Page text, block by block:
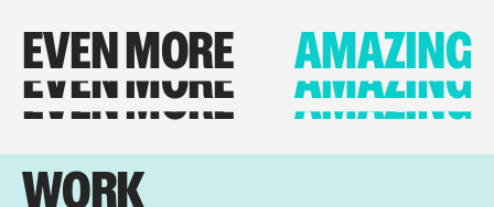
EVEN MORE AMAZING
EVEN MORE AMAZING
EVEN MORE AMAZING